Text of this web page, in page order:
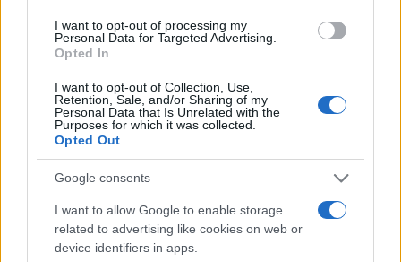
I want to opt-out of processing my
Personal Data for Targeted Advertising.
Opted In
I want to opt-out of Collection, Use,
Retention, Sale, and/or Sharing of my
Personal Data that Is Unrelated with the
Purposes for which it was collected.
Opted Out
Google consents
I want to allow Google to enable storage
related to advertising like cookies on web or
device identifiers in apps.
Έφεδρου Αξιωματικού.